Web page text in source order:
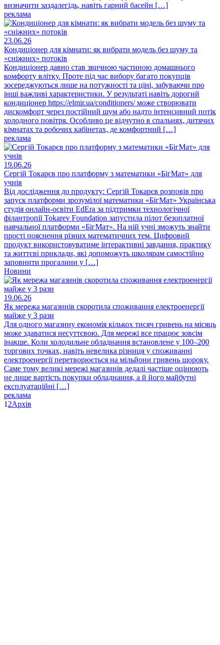
визначити заздалегідь, навіть гарний басейн […]
реклама
23.06.26
Кондиціонер для кімнати: як вибрати модель без шуму та
«сніжних» потоків
Кондиціонер давно став звичною частиною домашнього
комфорту влітку. Проте під час вибору багато покупців
зосереджуються лише на потужності та ціні, забуваючи про
інші важливі характеристики. У результаті навіть дорогий
кондиціонер https://elmir.ua/conditioners/ може створювати
дискомфорт через постійний шум або надто інтенсивний потік
холодного повітря. Особливо це відчутно в спальнях, дитячих
кімнатах та робочих кабінетах, де комфортний […]
реклама
19.06.26
Сергій Токарєв про платформу з математики «БігМат» для
учнів
Від дослідження до продукту: Сергій Токарєв розповів про
запуск платформи зрозумілої математики «БігМат» Українська
студія онлайн-освіти EdEra за підтримки технологічної
філантропії Tokarev Foundation запустила пілот безоплатної
навчальної платформи «БігМат». На ній учні зможуть знайти
прості пояснення різних математичних тем. Цифровий
продукт використовуватиме інтерактивні завдання, практику
та життєві приклади, які допоможуть школярам самостійно
заповнити прогалини у […]
Новини
19.06.26
Як мережа магазинів скоротила споживання електроенергії
майже у 3 рази
Для одного магазину економія кількох тисяч гривень на місяць
може здаватися несуттєвою. Для мережі все працює зовсім
інакше. Коли холодильне обладнання встановлене у 100–200
торгових точках, навіть невелика різниця у споживанні
електроенергії перетворюється на мільйони гривень щороку.
Саме тому великі мережі магазинів дедалі частіше оцінюють
не лише вартість покупки обладнання, а й його майбутні
експлуатаційні […]
реклама
1 2Архів